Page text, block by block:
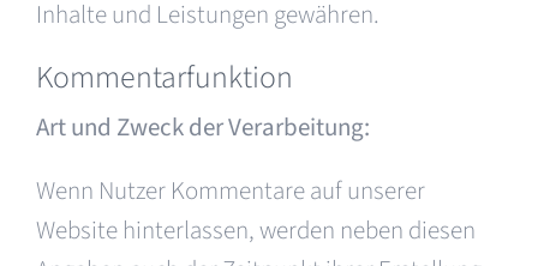
Inhalte und Leistungen gewähren.
Kommentarfunktion
Art und Zweck der Verarbeitung:
Wenn Nutzer Kommentare auf unserer
Website hinterlassen, werden neben diesen